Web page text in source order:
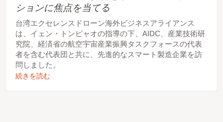
ションに焦点を当てる
台湾エクセレンスドローン海外ビジネスアライアンス
は、イェン・トンピャオの指導の下、AIDC、産業技術研
究院、経済省の航空宇宙産業振興タスクフォースの代表
者を含む代表団と共に、先進的なスマート製造企業を訪
問しました。
続きを読む